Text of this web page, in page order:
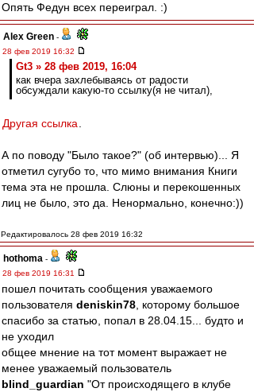
Опять Федун всех переиграл. :)
Alex Green -
28 фев 2019 16:32
Gt3 » 28 фев 2019, 16:04
как вчера захлебываясь от радости
обсуждали какую-то ссылку(я не читал),
Другая ссылка
А по поводу "Было такое?" (об интервью)... Я
отметил сугубо то, что мимо внимания Книги
тема эта не прошла. Слюны и перекошенных
лиц не было, это да. Ненормально, конечно:))
Редактировалось 28 фев 2019 16:32
hothoma -
28 фев 2019 16:31
пошел почитать сообщения уважаемого
пользователя deniskin78 , которому большое
спасибо за статью, попал в 28.04.15... будто и
не уходил
общее мнение на тот момент выражает не
менее уважаемый пользователь
blind_guardian "От происходящего в клубе